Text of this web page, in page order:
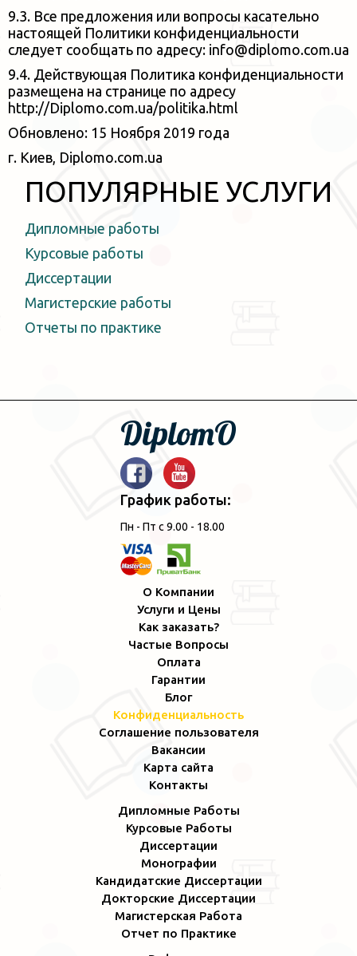
9.3. Все предложения или вопросы касательно
настоящей Политики конфиденциальности
следует сообщать по адресу: info@diplomo.com.ua
9.4. Действующая Политика конфиденциальности
размещена на странице по адресу
http://Diplomo.com.ua/politika.html
Обновлено: 15 Ноября 2019 года
г. Киев, Diplomo.com.ua
ПОПУЛЯРНЫЕ УСЛУГИ
Дипломные работы
Курсовые работы
Диссертации
Магистерские работы
Отчеты по практике
DiplomO
График работы:
Пн - Пт с 9.00 - 18.00
О Компании
Услуги и Цены
Как заказать?
Частые Вопросы
Оплата
Гарантии
Блог
Конфиденциальность
Соглашение пользователя
Вакансии
Карта сайта
Контакты
Дипломные Работы
Курсовые Работы
Диссертации
Монографии
Кандидатские Диссертации
Докторские Диссертации
Магистерская Работа
Отчет по Практике